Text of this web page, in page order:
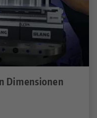
Dimensionen